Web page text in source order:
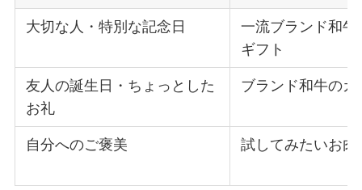
大切な人・特別な記念日
一流ブランド和
ギフト
友人の誕生日・ちょっとした
お礼
ブランド和牛の
自分へのご褒美 試してみたいお肉